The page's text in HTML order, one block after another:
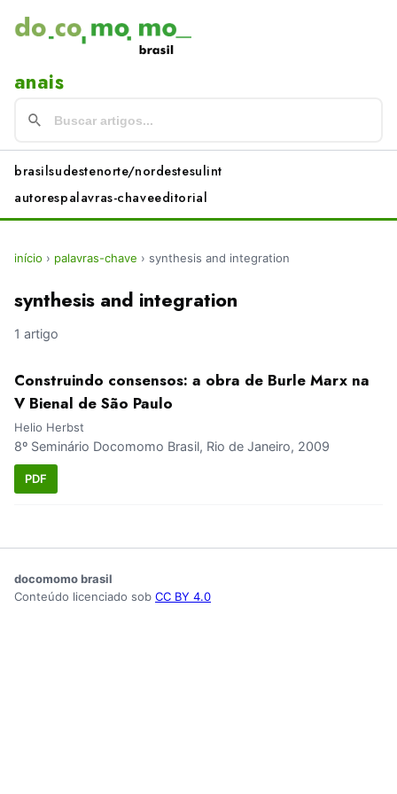
anais
brasilsudestenorte/nordestesulint
autorespalavras-chaveeditorial
início › palavras-chave › synthesis and integration
synthesis and integration
1 artigo
Construindo consensos: a obra de Burle Marx na
V Bienal de São Paulo
Helio Herbst
8º Seminário Docomomo Brasil, Rio de Janeiro, 2009
PDF
docomomo brasil
Conteúdo licenciado sob CC BY 4.0